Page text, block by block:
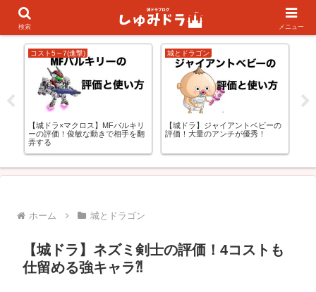
初心者の方向け
コスト5～7(進撃)
【城ドラ×マクロス】MFバルキリ
ーの評価！俊敏な動きで相手を翻
弄する
城とドラゴン
【城ドラ】ジャイアントベビーの
評価！大量のアンチが優秀！
ホーム 城とドラゴン
【城ドラ】ネズミ剣士の評価！4コストも
仕留める強キャラ⁈
検索 メニュー